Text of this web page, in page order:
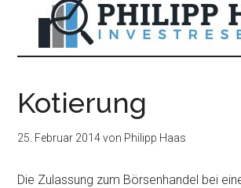
Kotierung
25. Februar 2014von Philipp Haas
Die Zulassung zum Börsenhandel bei